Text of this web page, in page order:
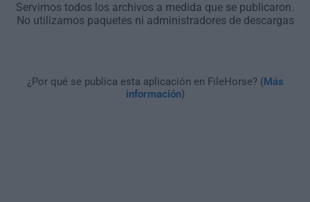
Servimos todos los archivos a medida que se publicaron.
No utilizamos paquetes ni administradores de descargas
¿Por qué se publica esta aplicación en FileHorse? (Más
información)